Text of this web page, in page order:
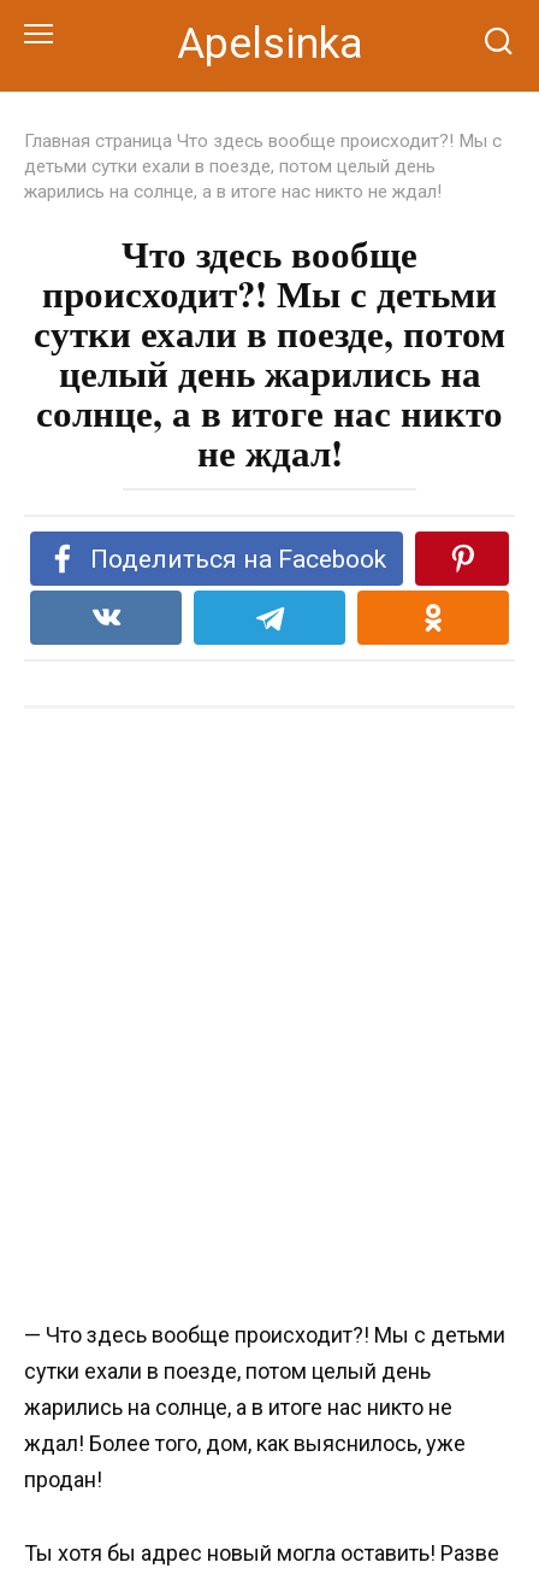
Apelsinka
Главная страница Что здесь вообще происходит?! Мы с
детьми сутки ехали в поезде, потом целый день
жарились на солнце, а в итоге нас никто не ждал!
Что здесь вообще
происходит?! Мы с детьми
сутки ехали в поезде, потом
целый день жарились на
солнце, а в итоге нас никто
не ждал!
Поделиться на Facebook
— Что здесь вообще происходит?! Мы с детьми
сутки ехали в поезде, потом целый день
жарились на солнце, а в итоге нас никто не
ждал! Более того, дом, как выяснилось, уже
продан!
Ты хотя бы адрес новый могла оставить! Разве